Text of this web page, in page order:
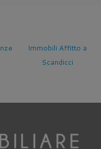
Immobili Affitto a
Scandicci